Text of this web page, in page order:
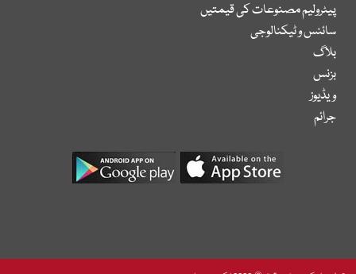
پیٹرولیم مصنوعات کی قیمتیں
سائنس و ٹیکنالوجی
بلاگ
بزنس
ویڈیوز
جرائم